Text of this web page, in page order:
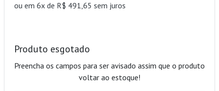
ou em 6x de R$ 491,65 sem juros
Produto esgotado
Preencha os campos para ser avisado assim que o produto
voltar ao estoque!